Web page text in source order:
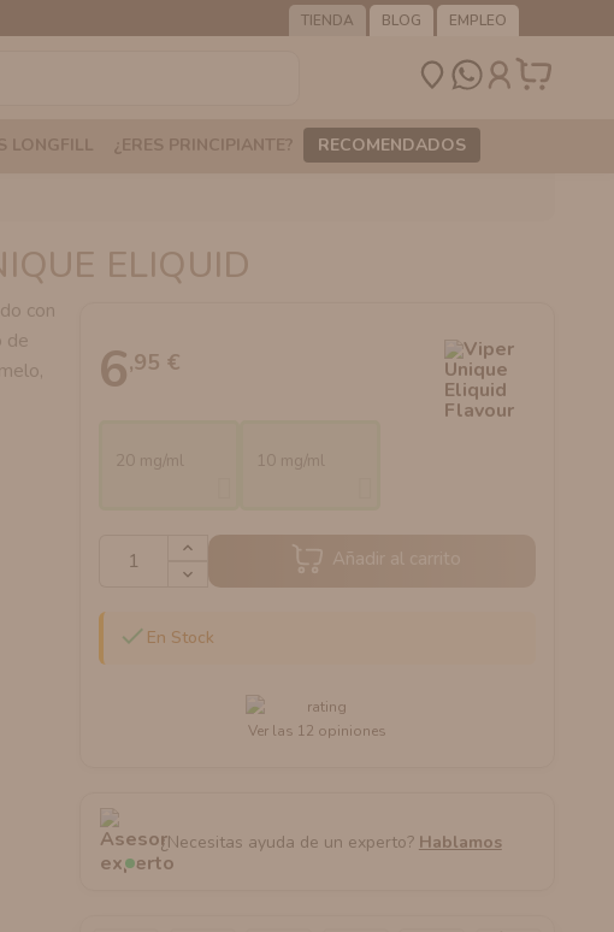
TIENDA BLOG EMPLEO
LONGFILL ¿ERES PRINCIPIANTE? RECOMENDADOS
ELIQUID
con
de
6,95 €
20 mg/ml 10 mg/ml
Añadir al carrito
 En Stock
Ver las 12 opiniones
¿Necesitas ayuda de un experto? Hablamos